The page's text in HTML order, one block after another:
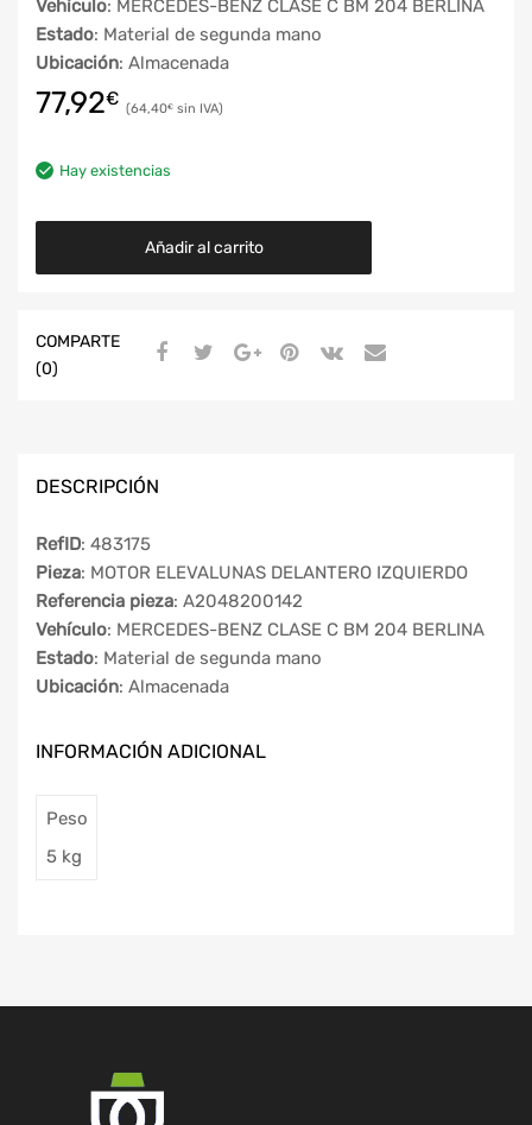
Vehículo: MERCEDES-BENZ CLASE C BM 204 BERLINA
Estado: Material de segunda mano
Ubicación: Almacenada
77,92€ 64,40€
Hay existencias
Añadir al carrito
COMPARTE
(0)
DESCRIPCIÓN
RefID: 483175
Pieza: MOTOR ELEVALUNAS DELANTERO IZQUIERDO
Referencia pieza: A2048200142
Vehículo: MERCEDES-BENZ CLASE C BM 204 BERLINA
Estado: Material de segunda mano
Ubicación: Almacenada
INFORMACIÓN ADICIONAL
Peso
5 kg